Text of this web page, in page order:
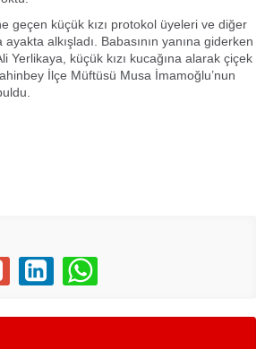
geçen küçük kızı protokol üyeleri ve diğer
ayakta alkışladı. Babasının yanına giderken
Yerlikaya, küçük kızı kucağına alarak çiçek
İlçe Müftüsü Musa İmamoğlu’nun